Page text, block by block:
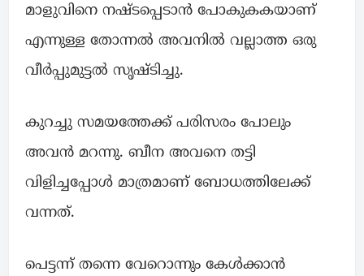
മാളുവിനെ നഷ്ടപ്പെടാൻ പോകുകകയാണ്
എന്നുള്ള തോന്നൽ അവനിൽ വല്ലാത്ത ഒരു
വീർപ്പുമുട്ടൽ സൃഷ്ടിച്ചു.
കുറച്ചു സമയത്തേക്ക് പരിസരം പോലും
അവൻ മറന്നു. ബീന അവനെ തട്ടി
വിളിച്ചപ്പോൾ മാത്രമാണ് ബോധത്തിലേക്ക്
വന്നത്.
പെട്ടന്ന് തന്നെ വേറൊന്നും കേൾക്കാൻ